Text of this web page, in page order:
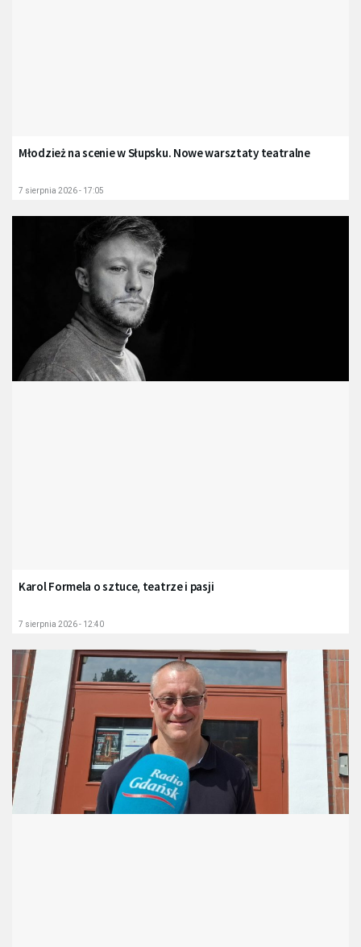
Młodzież na scenie w Słupsku. Nowe warsztaty teatralne
7 sierpnia 2026 - 17:05
Karol Formela o sztuce, teatrze i pasji
7 sierpnia 2026 - 12:40